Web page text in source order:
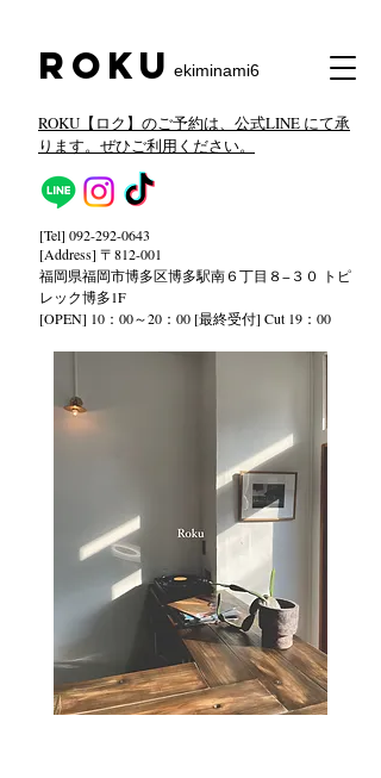
​Roku ekiminami6
[Tel] 092-292-0643
[Address] 〒812-001
福岡県福岡市博多区博多駅南６丁目８−３０ トピ
レック博多1F
[OPEN] 10：00～20：00 [最終受付] Cut 19：00
ROKU【ロク】のご予約は、公式LINE にて承
ります。ぜひご利用ください。